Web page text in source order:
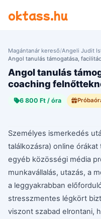
oktass.hu
Magántanár kereső/Angeli Judit
Angol tanulás
coaching
6 800 Ft / óra
Személyes ismerkedés
találkozásra) online
egyéb közösségi média
munkavállalás, utazás, a
a leggyakrabban
stresszmentes légkört
viszont szabad elrontani,